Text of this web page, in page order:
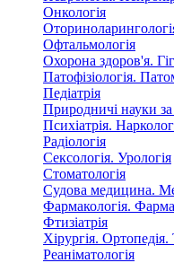
Онкологія
Офтальмологія
Охорона здоров'я.
Патофізіологія.
Педіатрія
Природничі науки
Психіатрія.
Радіологія
Сексологія. Урологія
Стоматологія
Судова медицина.
Фармакологія.
Фтизіатрія
Хірургія. Ортопедія.
Реаніматологія